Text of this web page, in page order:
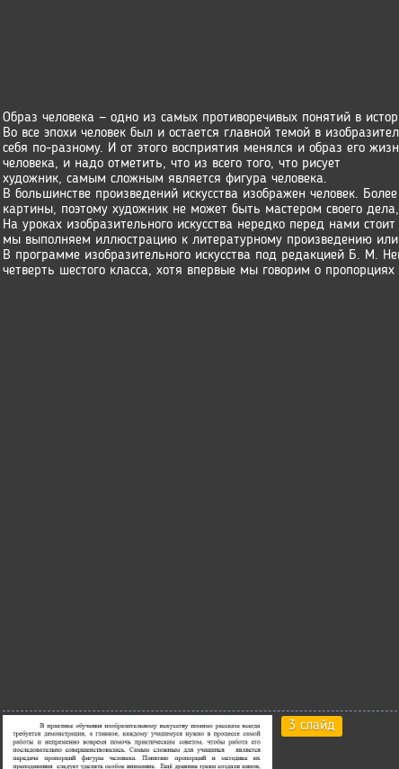
Образ человека — одно из самых противоречивых понятий в
Во все эпохи человек был и остается главной темой в
себя по-разному. И от этого восприятия менялся и образ его
человека, и надо отметить, что из всего того, что рисует
художник, самым сложным является фигура человека.
В большинстве произведений искусства изображен человек.
картины, поэтому художник не может быть мастером своего
На уроках изобразительного искусства нередко перед нами
мы выполняем иллюстрацию к литературному произведению или
В программе изобразительного искусства под редакцией Б. М.
четверть шестого класса, хотя впервые мы говорим о
3 слайд